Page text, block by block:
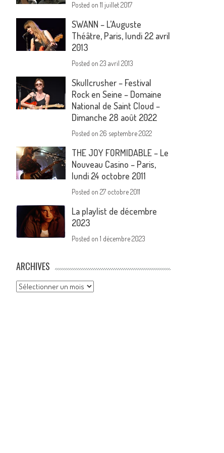
Posted on11 juillet 2017
SWANN – L’Auguste
Théâtre, Paris, lundi 22 avril
2013
Posted on23 avril 2013
Skullcrusher – Festival
Rock en Seine – Domaine
National de Saint Cloud –
Dimanche 28 août 2022
Posted on26 septembre 2022
THE JOY FORMIDABLE – Le
Nouveau Casino – Paris,
lundi 24 octobre 2011
Posted on27 octobre 2011
La playlist de décembre
2023
Posted on1 décembre 2023
ARCHIVES
Archives